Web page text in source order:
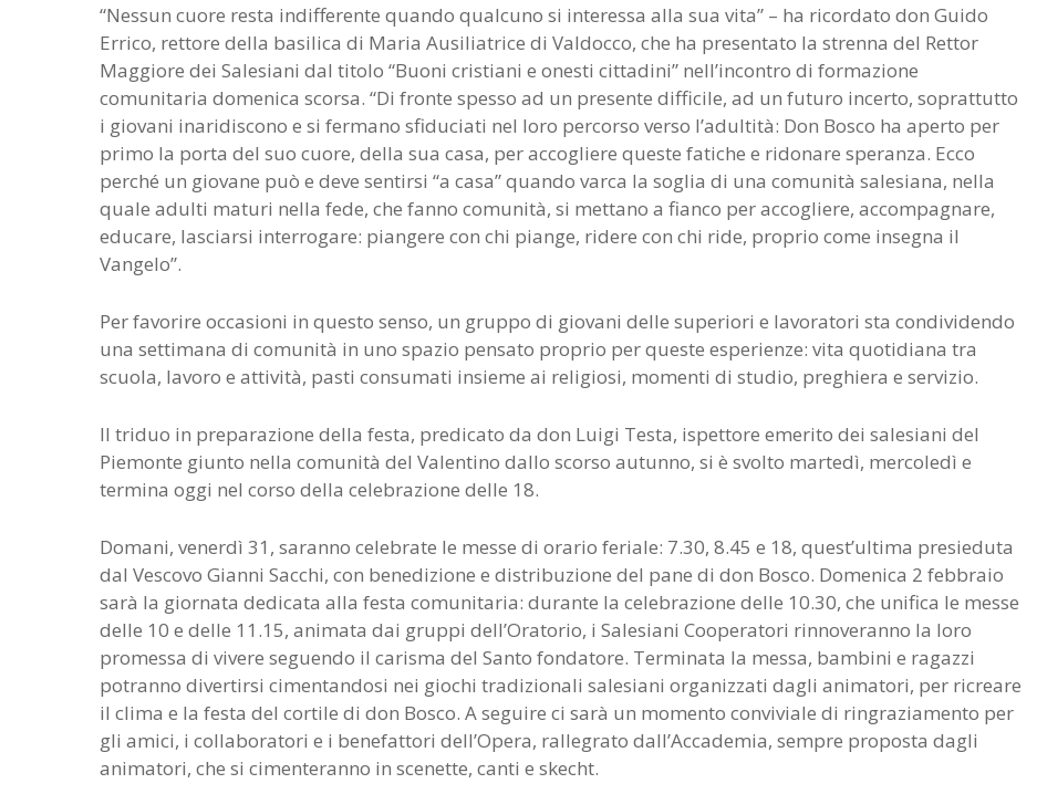
“Nessun cuore resta indifferente quando qualcuno si interessa alla sua vita” – ha ricordato don Guido
Errico, rettore della basilica di Maria Ausiliatrice di Valdocco, che ha presentato la strenna del Rettor
Maggiore dei Salesiani dal titolo “Buoni cristiani e onesti cittadini” nell’incontro di formazione
comunitaria domenica scorsa. “Di fronte spesso ad un presente difficile, ad un futuro incerto, soprattutto
i giovani inaridiscono e si fermano sfiduciati nel loro percorso verso l’adultità: Don Bosco ha aperto per
primo la porta del suo cuore, della sua casa, per accogliere queste fatiche e ridonare speranza. Ecco
perché un giovane può e deve sentirsi “a casa” quando varca la soglia di una comunità salesiana, nella
quale adulti maturi nella fede, che fanno comunità, si mettano a fianco per accogliere, accompagnare,
educare, lasciarsi interrogare: piangere con chi piange, ridere con chi ride, proprio come insegna il
Vangelo”.
Per favorire occasioni in questo senso, un gruppo di giovani delle superiori e lavoratori sta condividendo
una settimana di comunità in uno spazio pensato proprio per queste esperienze: vita quotidiana tra
scuola, lavoro e attività, pasti consumati insieme ai religiosi, momenti di studio, preghiera e servizio.
Il triduo in preparazione della festa, predicato da don Luigi Testa, ispettore emerito dei salesiani del
Piemonte giunto nella comunità del Valentino dallo scorso autunno, si è svolto martedì, mercoledì e
termina oggi nel corso della celebrazione delle 18.
Domani, venerdì 31, saranno celebrate le messe di orario feriale: 7.30, 8.45 e 18, quest’ultima presieduta
dal Vescovo Gianni Sacchi, con benedizione e distribuzione del pane di don Bosco. Domenica 2 febbraio
sarà la giornata dedicata alla festa comunitaria: durante la celebrazione delle 10.30, che unifica le messe
delle 10 e delle 11.15, animata dai gruppi dell’Oratorio, i Salesiani Cooperatori rinnoveranno la loro
promessa di vivere seguendo il carisma del Santo fondatore. Terminata la messa, bambini e ragazzi
potranno divertirsi cimentandosi nei giochi tradizionali salesiani organizzati dagli animatori, per ricreare
il clima e la festa del cortile di don Bosco. A seguire ci sarà un momento conviviale di ringraziamento per
gli amici, i collaboratori e i benefattori dell’Opera, rallegrato dall’Accademia, sempre proposta dagli
animatori, che si cimenteranno in scenette, canti e skecht.